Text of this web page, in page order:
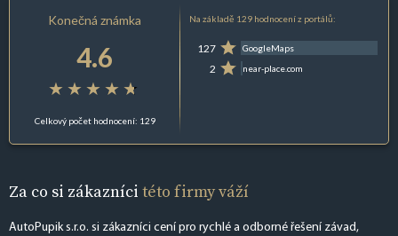
Konečná známka
4.6
Celkový počet hodnocení: 129
Na základě 129 hodnocení z portálů:
127 GoogleMaps
2 near-place.com
Za co si zákazníci této firmy váží
AutoPupik s.r.o. si zákazníci cení pro rychlé a odborné řešení závad,